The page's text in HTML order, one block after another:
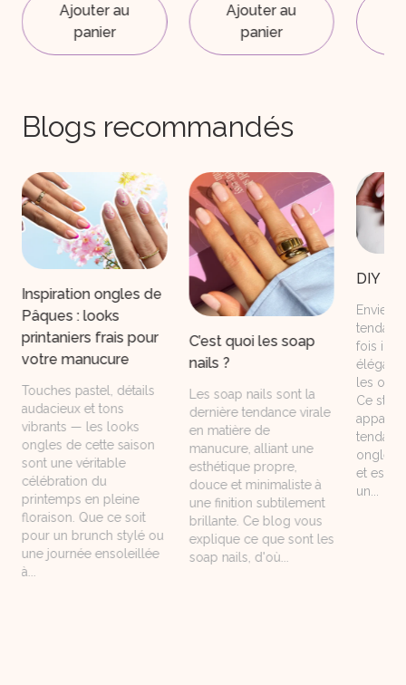
Ajouter au
panier
Ajouter au
panier
Blogs recommandés
Inspiration ongles de
Pâques : looks
printaniers frais pour
votre manucure
Touches pastel, détails
audacieux et tons
vibrants — les looks
ongles de cette saison
sont une véritable
célébration du
printemps en pleine
floraison. Que ce soit
pour un brunch stylé ou
une journée ensoleillée
à...
C’est quoi les soap
nails ?
Les soap nails sont la
dernière tendance virale
en matière de
manucure, alliant une
esthétique propre,
douce et minimaliste à
une finition subtilement
brillante. Ce blog vous
explique ce que sont les
soap nails, d'où...
DIY
Envie
fois
les
Ce
apparu
ongles
et est
un...